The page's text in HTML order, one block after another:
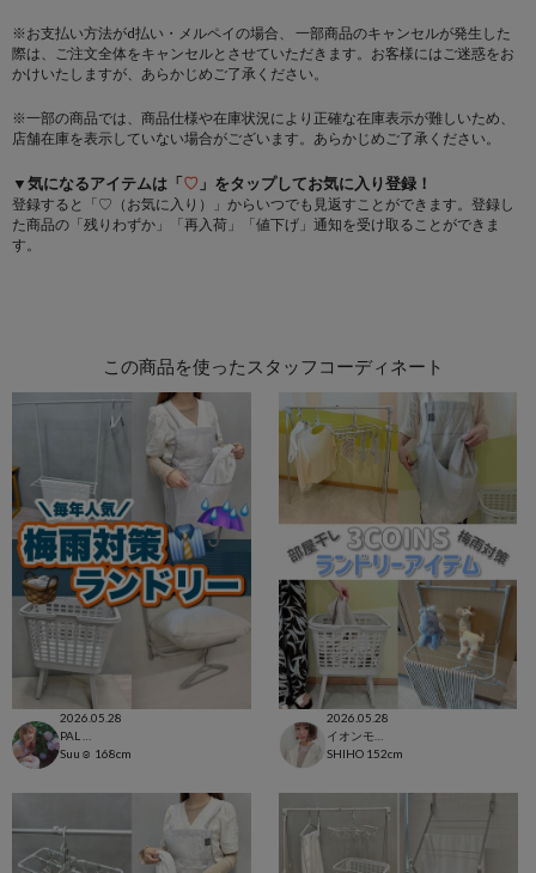
※お支払い方法がd払い・メルペイの場合、 一部商品のキャンセルが発生した
際は、ご注文全体をキャンセルとさせていただきます。お客様にはご迷惑をお
かけいたしますが、あらかじめご了承ください。
※一部の商品では、商品仕様や在庫状況により正確な在庫表示が難しいため、
店舗在庫を表示していない場合がございます。あらかじめご了承ください。
▼気になるアイテムは「♡ 」をタップしてお気に入り登録！
登録すると「♡（お気に入り）」からいつでも見返すことができます。登録し
た商品の「残りわずか」「再入荷」「値下げ」通知を受け取ることができま
す。
この商品を使ったスタッフコーディネート
2026.05.28
Suu☺︎ 168cm
2026.05.28
SHIHO 152cm